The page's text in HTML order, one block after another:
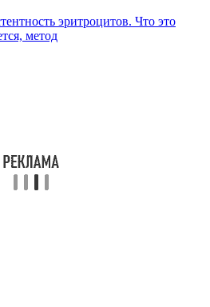
эритроцитов. Что это
метод